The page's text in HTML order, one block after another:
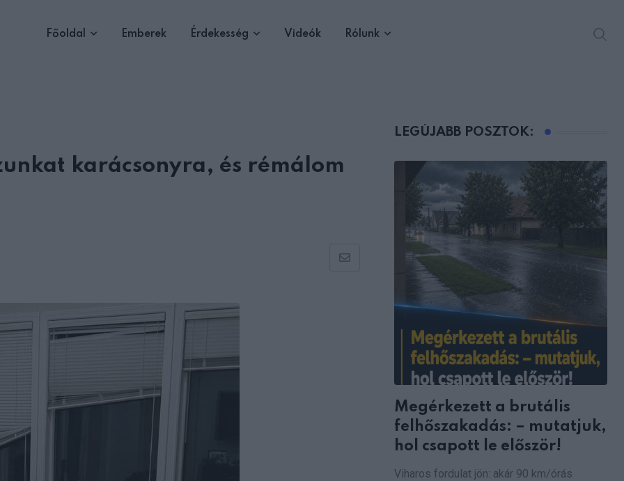
Főoldal Emberek Érdekesség Videók Rólunk
karácsonyra, és rémálom
Share
LEGÚJABB POSZTOK:
Megérkezett a brutális
felhőszakadás: – mutatjuk,
hol csapott le először!
Viharos fordulat jön: akár 90 km/órás